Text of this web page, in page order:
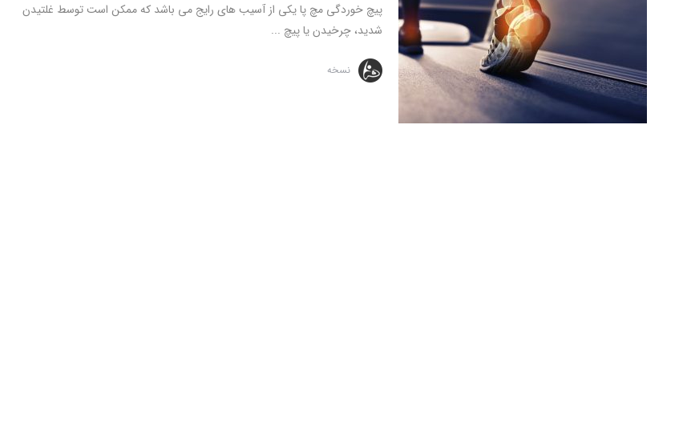
پیچ خوردگی مچ پا یکی از آسیب های رایج می باشد که ممکن است توسط غلتیدن
شدید، چرخیدن یا پیچ ...
نسخه